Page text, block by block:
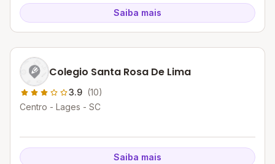
Saiba mais
Colegio Santa Rosa De Lima
3.9 (10)
Centro - Lages - SC
Saiba mais